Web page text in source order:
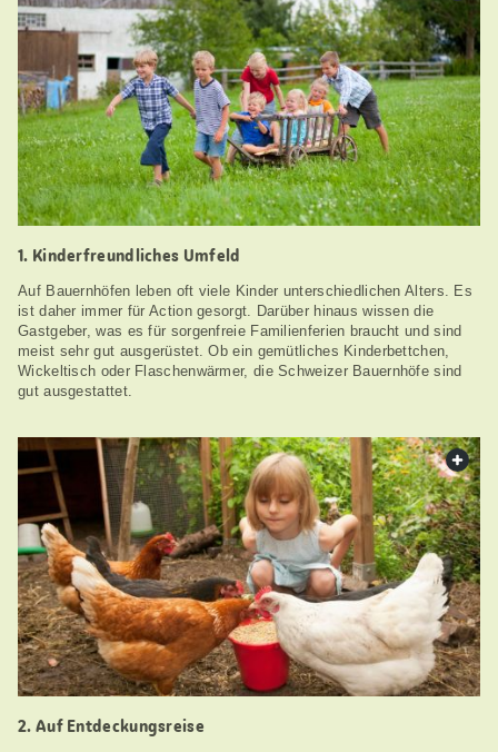
1. Kinderfreundliches Umfeld
Auf Bauernhöfen leben oft viele Kinder unterschiedlichen Alters. Es
ist daher immer für Action gesorgt. Darüber hinaus wissen die
Gastgeber, was es für sorgenfreie Familienferien braucht und sind
meist sehr gut ausgerüstet. Ob ein gemütliches Kinderbettchen,
Wickeltisch oder Flaschenwärmer, die Schweizer Bauernhöfe sind
gut ausgestattet.
2. Auf Entdeckungsreise